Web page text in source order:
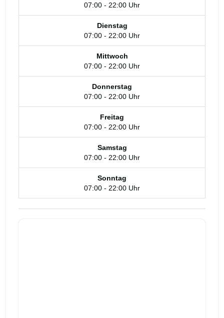
07:00 - 22:00 Uhr
Dienstag
07:00 - 22:00 Uhr
Mittwoch
07:00 - 22:00 Uhr
Donnerstag
07:00 - 22:00 Uhr
Freitag
07:00 - 22:00 Uhr
Samstag
07:00 - 22:00 Uhr
Sonntag
07:00 - 22:00 Uhr